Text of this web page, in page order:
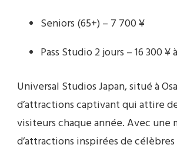
Seniors (65+) – 7 700 ¥
Pass Studio 2 jours – 16 300 ¥
Universal Studios Japan, situé à
d’attractions captivant qui attire
visiteurs chaque année. Avec
d’attractions inspirées de